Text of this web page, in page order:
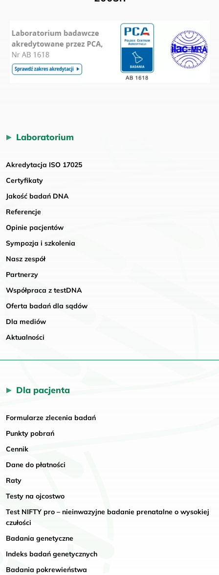
Laboratorium
Akredytacja ISO 17025
Certyfikaty
Jakość badań DNA
Referencje
Opinie pacjentów
Sympozja i szkolenia
Nasz zespół
Partnerzy
Współpraca z testDNA
Oferta badań dla sądów
Dla mediów
Aktualności
Dla pacjenta
Formularze zlecenia badań
Punkty pobrań
Cennik
Dane do płatności
Raty
Testy na ojcostwo
Test NIFTY pro – nieinwazyjne badanie prenatalne o wysokiej
czułości
Badania genetyczne
Indeks badań genetycznych
Badania pokrewieństwa